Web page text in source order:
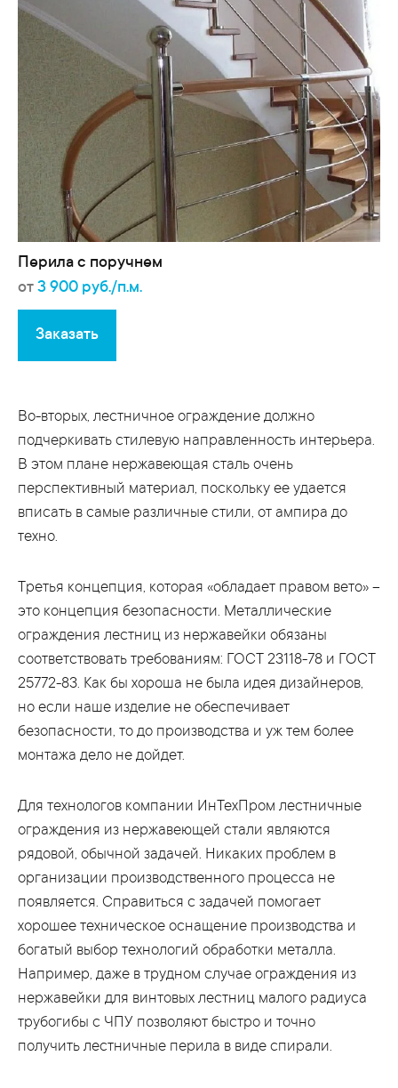
Перила с поручнем
от 3 900 руб./п.м.
Заказать
Во-вторых, лестничное ограждение должно
подчеркивать стилевую направленность интерьера.
В этом плане нержавеющая сталь очень
перспективный материал, поскольку ее удается
вписать в самые различные стили, от ампира до
техно.
Третья концепция, которая «обладает правом вето» –
это концепция безопасности. Металлические
ограждения лестниц из нержавейки обязаны
соответствовать требованиям: ГОСТ 23118-78 и ГОСТ
25772-83. Как бы хороша не была идея дизайнеров,
но если наше изделие не обеспечивает
безопасности, то до производства и уж тем более
монтажа дело не дойдет.
Для технологов компании ИнТехПром лестничные
ограждения из нержавеющей стали являются
рядовой, обычной задачей. Никаких проблем в
организации производственного процесса не
появляется. Справиться с задачей помогает
хорошее техническое оснащение производства и
богатый выбор технологий обработки металла.
Например, даже в трудном случае ограждения из
нержавейки для винтовых лестниц малого радиуса
трубогибы с ЧПУ позволяют быстро и точно
получить лестничные перила в виде спирали.